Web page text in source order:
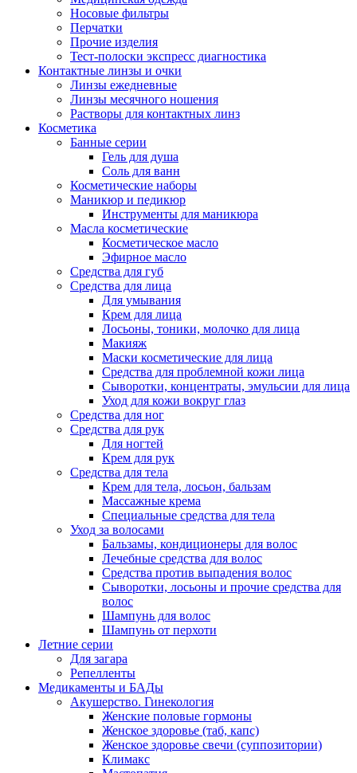
Носовые фильтры
Перчатки
Прочие изделия
Тест-полоски экспресс диагностика
Контактные линзы и очки
Линзы ежедневные
Линзы месячного ношения
Растворы для контактных линз
Косметика
Банные серии
Гель для душа
Соль для ванн
Косметические наборы
Маникюр и педикюр
Инструменты для маникюра
Масла косметические
Косметическое масло
Эфирное масло
Средства для губ
Средства для лица
Для умывания
Крем для лица
Лосьоны, тоники, молочко для лица
Макияж
Маски косметические для лица
Средства для проблемной кожи лица
Сыворотки, концентраты, эмульсии для лица
Уход для кожи вокруг глаз
Средства для ног
Средства для рук
Для ногтей
Крем для рук
Средства для тела
Крем для тела, лосьон, бальзам
Массажные крема
Специальные средства для тела
Уход за волосами
Бальзамы, кондиционеры для волос
Лечебные средства для волос
Средства против выпадения волос
Сыворотки, лосьоны и прочие средства для
волос
Шампунь для волос
Шампунь от перхоти
Летние серии
Для загара
Репелленты
Медикаменты и БАДы
Акушерство. Гинекология
Женские половые гормоны
Женское здоровье (таб, капс)
Женское здоровье свечи (суппозитории)
Климакс